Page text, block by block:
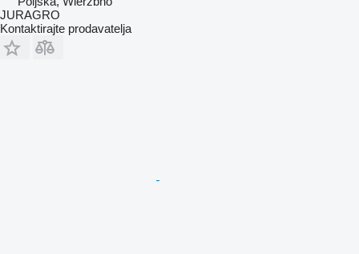
JURAGRO
Kontaktirajte prodavatelja